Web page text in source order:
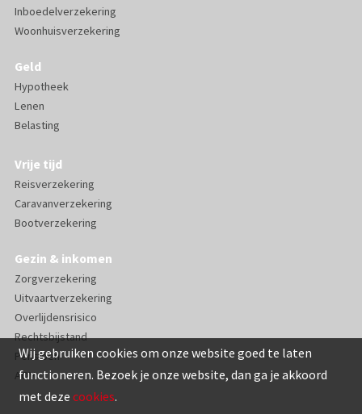
Wij gebruiken cookies om onze website goed te laten
functioneren. Bezoek je onze website, dan ga je akkoord
met deze cookies.
Inboedelverzekering
Woonhuisverzekering
Geld
Hypotheek
Lenen
Belasting
Vrije tijd
Reisverzekering
Caravanverzekering
Bootverzekering
Gezin & inkomen
Zorgverzekering
Uitvaartverzekering
Overlijdensrisico
Rechtsbijstand
Pensioen
AOV